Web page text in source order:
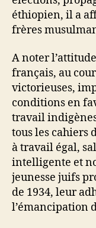
éthiopien, il a
frères
A noter
français, au
victorieuses,
conditions en
travail
tous les cahiers
à travail égal,
intelligente et
jeunesse juifs
de 1934, leur
l’émancipation